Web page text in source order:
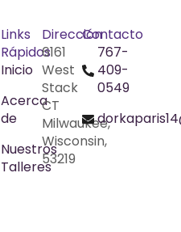
Links
Rápidos
Inicio
Acerca
de
Nuestros
Talleres
Dirección
6161
West
Stack
CT
Milwaukee,
Wisconsin,
53219
Contacto
767-
409-
0549